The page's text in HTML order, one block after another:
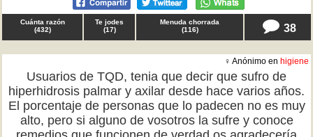
Cuánta razón
(432)
Te jodes
(17)
Menuda chorrada
(116) 38
♀ Anónimo en higiene
Usuarios de TQD, tenia que decir que sufro de
hiperhidrosis palmar y axilar desde hace varios años.
El porcentaje de personas que lo padecen no es muy
alto, pero si alguno de vosotros la sufre y conoce